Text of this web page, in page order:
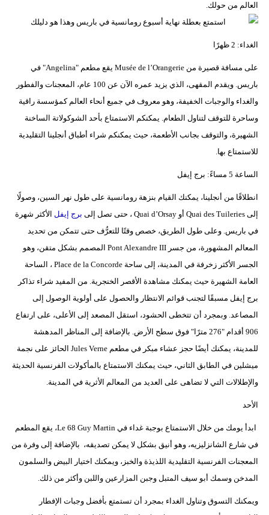
العالم من حولك.
الغداء: 2 ظهرًا
على مسافة قصيرة من Musée de l’Orangerie يقع مطعم "Angelina" في
باريس. ويقدم المقهى، الذي يزيد عمره الآن عن 100 عام، المعجنات والفطور
والغداء والوجبات الخفيفة، وهو معروف في جميع أنحاء العالم كمؤسسة راقية
وساحرة للتوقف لتناول الطعام. يمكنكم الاستمتاع بأحد الشوكولاتة الساخنة
الشهيرة، والتوقف بجانب الأطعمة، حيث يمكنكم شراء أطباق أنجلينا التقليدية
للاستمتاع بها.
الساعة 5 مساءً: برج إيفل
انطلاقًا من أنجلينا، يمكنك القيام بنزهة رومانسية على طول نهر السين، وصولًا
إلى Quai des Tuileries أو Quai d’Orsay ، حتى تصل إلى
برج إيفل الأكثر شهرة
في باريس. وعلى طول الطريق، خصص وقتًا للتعرُّف حتى تتمكن من تحديد
المعالم المشهورة، من جسر Pont Alexandre III المصمم بشكل متقن، وهو
الجسر الأكثر زخرفة في المدينة، إلى ساحة Place de la Concorde ، الساحة
العامة الشهيرة حيث يمكنك مشاهدة الأقصر الخنجرية. من المفيد شراء تذاكر
برج إيفل مسبقًا لتجنب قوائم الانتظار والحصول على أولوية الوصول إلى
المصاعد. وبمجرد أن تتخطى الحشود، استقل المصعد إلى الأعلى، على ارتفاع
906 أقدام "276 مترًا" فوق سطح الأرض. بالإضافة إلى المناظر المدهشة
للمدينة، يمكنك أيضًا حجز عشاء مبكر في مطعم Jules Verne الحائز على نجمة
ميشلين في الطابق الثاني، حيث يمكنك الاستمتاع بالمأكولات الفرنسية الحديثة
والإطلالات التي لا تضاهى على العديد من المعالم الأثرية في المدينة.
الأحد
ابدأ يومك من خلال الاستمتاع بوجبة غداء في Le 68 Guy Martin، يقع المطعم
في شارع الشانزليزيه، وهو أنيق بشكل لا يمكن تصديقه، بالإضافة إلى وفرة من
المعجنات الفرنسية التقليدية اللذيذة والخبز، ويمكنك اختيار البيض والسلمون
المدخن وسمك أبو سيف المتبل وجبن المزارعين واللبن وأكثر من ذلك.
ويمكنك التسوق وتناول الغداء بمجرد أن تستمتع بأفضل وجبات الإفطار